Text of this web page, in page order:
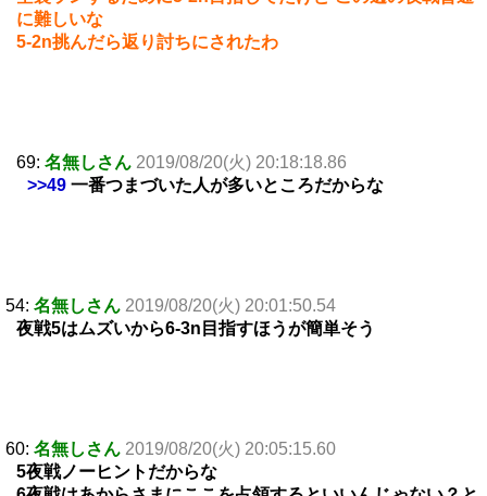
に難しいな
5-2n挑んだら返り討ちにされたわ
69: 名無しさん 2019/08/20(火) 20:18:18.86
>>49 一番つまづいた人が多いところだからな
54: 名無しさん 2019/08/20(火) 20:01:50.54
夜戦5はムズいから6-3n目指すほうが簡単そう
60: 名無しさん 2019/08/20(火) 20:05:15.60
5夜戦ノーヒントだからな